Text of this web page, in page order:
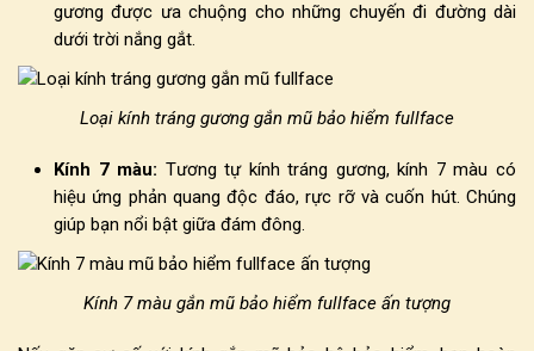
gương được ưa chuộng cho những chuyến đi đường dài
dưới trời nắng gắt.
Loại kính tráng gương gắn mũ bảo hiểm fullface
Kính 7 màu: Tương tự kính tráng gương, kính 7 màu có
hiệu ứng phản quang độc đáo, rực rỡ và cuốn hút. Chúng
giúp bạn nổi bật giữa đám đông.
Kính 7 màu gắn mũ bảo hiểm fullface ấn tượng